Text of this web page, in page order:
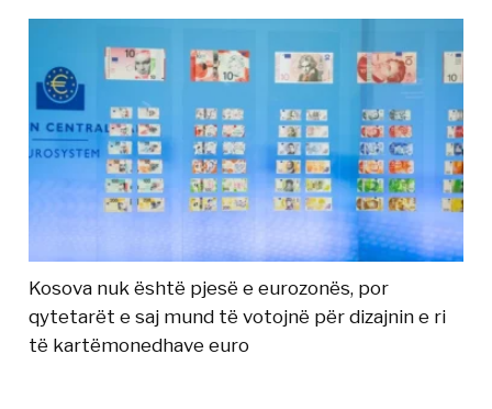
Kosova nuk është pjesë e eurozonës, por
qytetarët e saj mund të votojnë për dizajnin e ri
të kartëmonedhave euro